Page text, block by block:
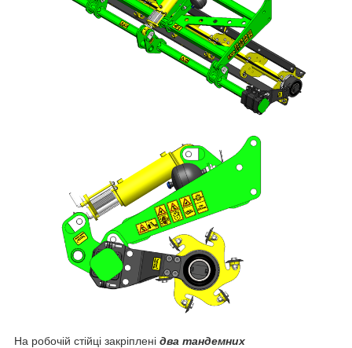
На робочій стійці закріплені два тандемних